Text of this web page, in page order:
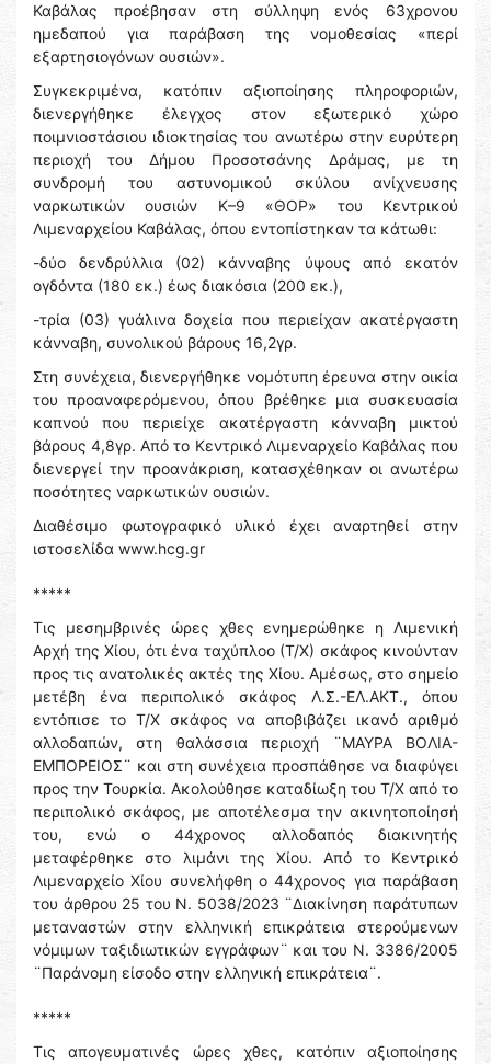
Καβάλας προέβησαν στη σύλληψη ενός 63χρονου
ημεδαπού για παράβαση της νομοθεσίας «περί
εξαρτησιογόνων ουσιών».
Συγκεκριμένα, κατόπιν αξιοποίησης πληροφοριών,
διενεργήθηκε έλεγχος στον εξωτερικό χώρο
ποιμνιοστάσιου ιδιοκτησίας του ανωτέρω στην ευρύτερη
περιοχή του Δήμου Προσοτσάνης Δράμας, με τη
συνδρομή του αστυνομικού σκύλου ανίχνευσης
ναρκωτικών ουσιών Κ–9 «ΘΟΡ» του Κεντρικού
Λιμεναρχείου Καβάλας, όπου εντοπίστηκαν τα κάτωθι:
-δύο δενδρύλλια (02) κάνναβης ύψους από εκατόν
ογδόντα (180 εκ.) έως διακόσια (200 εκ.),
-τρία (03) γυάλινα δοχεία που περιείχαν ακατέργαστη
κάνναβη, συνολικού βάρους 16,2γρ.
Στη συνέχεια, διενεργήθηκε νομότυπη έρευνα στην οικία
του προαναφερόμενου, όπου βρέθηκε μια συσκευασία
καπνού που περιείχε ακατέργαστη κάνναβη μικτού
βάρους 4,8γρ. Από το Κεντρικό Λιμεναρχείο Καβάλας που
διενεργεί την προανάκριση, κατασχέθηκαν οι ανωτέρω
ποσότητες ναρκωτικών ουσιών.
Διαθέσιμο φωτογραφικό υλικό έχει αναρτηθεί στην
ιστοσελίδα www.hcg.gr
*****
Τις μεσημβρινές ώρες χθες ενημερώθηκε η Λιμενική
Αρχή της Χίου, ότι ένα ταχύπλοο (Τ/Χ) σκάφος κινούνταν
προς τις ανατολικές ακτές της Χίου. Αμέσως, στο σημείο
μετέβη ένα περιπολικό σκάφος Λ.Σ.-ΕΛ.ΑΚΤ., όπου
εντόπισε το Τ/Χ σκάφος να αποβιβάζει ικανό αριθμό
αλλοδαπών, στη θαλάσσια περιοχή ¨ΜΑΥΡΑ ΒΟΛΙΑ-
ΕΜΠΟΡΕΙΟΣ¨ και στη συνέχεια προσπάθησε να διαφύγει
προς την Τουρκία. Ακολούθησε καταδίωξη του Τ/Χ από το
περιπολικό σκάφος, με αποτέλεσμα την ακινητοποίησή
του, ενώ ο 44χρονος αλλοδαπός διακινητής
μεταφέρθηκε στο λιμάνι της Χίου. Από το Κεντρικό
Λιμεναρχείο Χίου συνελήφθη ο 44χρονος για παράβαση
του άρθρου 25 του Ν. 5038/2023 ¨Διακίνηση παράτυπων
μεταναστών στην ελληνική επικράτεια στερούμενων
νόμιμων ταξιδιωτικών εγγράφων¨ και του Ν. 3386/2005
¨Παράνομη είσοδο στην ελληνική επικράτεια¨.
*****
Τις απογευματινές ώρες χθες, κατόπιν αξιοποίησης